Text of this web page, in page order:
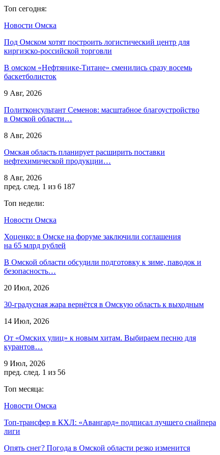
Топ сегодня:
Новости Омска
Под Омском хотят построить логистический центр для
киргизско-российской торговли
В омском «Нефтянике-Титане» сменились сразу восемь
баскетболисток
9 Авг, 2026
Политконсультант Семенов: масштабное благоустройство
в Омской области…
8 Авг, 2026
Омская область планирует расширить поставки
нефтехимической продукции…
8 Авг, 2026
пред. след. 1 из 6 187
Топ недели:
Новости Омска
Хоценко: в Омске на форуме заключили соглашения
на 65 млрд рублей
В Омской области обсудили подготовку к зиме, паводок и
безопасность…
20 Июл, 2026
30-градусная жара вернётся в Омскую область к выходным
14 Июл, 2026
От «Омских улиц» к новым хитам. Выбираем песню для
курантов…
9 Июл, 2026
пред. след. 1 из 56
Топ месяца:
Новости Омска
Топ-трансфер в КХЛ: «Авангард» подписал лучшего снайпера
лиги
Опять снег? Погода в Омской области резко изменится